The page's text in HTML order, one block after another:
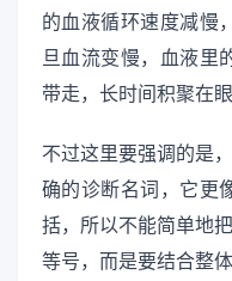
的血液循环速度减慢
旦血流变慢，血液里
带走，长时间积聚在
不过这里要强调的是
确的诊断名词，它更
括，所以不能简单地
等号，而是要结合整